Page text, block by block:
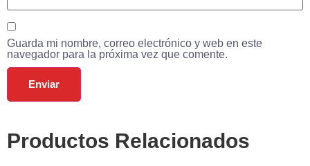
Guarda mi nombre, correo electrónico y web en este
navegador para la próxima vez que comente.
Productos Relacionados